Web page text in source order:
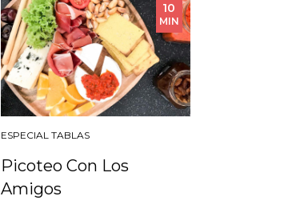
10
MIN
ESPECIAL TABLAS
Picoteo Con Los
Amigos